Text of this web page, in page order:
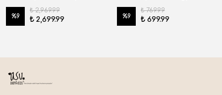
%9
₺ 2,969.99
₺ 2,699.99 %9
₺ 769.99
₺ 699.99